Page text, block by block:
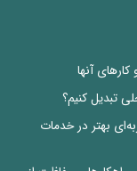
آنها
تبدیل کنیم؟
بهتر در خدمات